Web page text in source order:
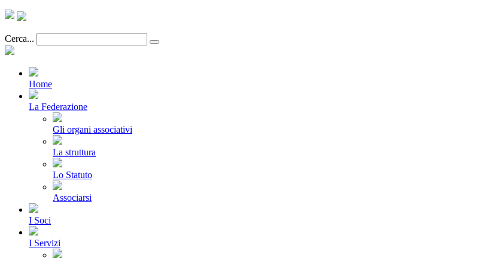
Cerca...
Home
La Federazione
Gli organi associativi
La struttura
Lo Statuto
Associarsi
I Soci
I Servizi